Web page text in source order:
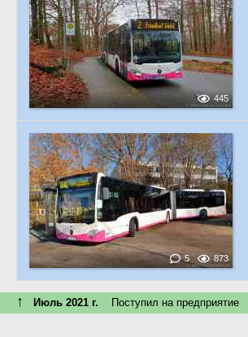
445
5 873
↑ Июль 2021 г. Поступил на предприятие